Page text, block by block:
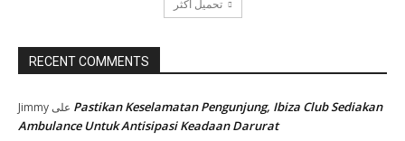
تحميل أكثر
RECENT COMMENTS
Jimmy
Pastikan Keselamatan Pengunjung, Ibiza Club Sediakan
Ambulance Untuk Antisipasi Keadaan Darurat